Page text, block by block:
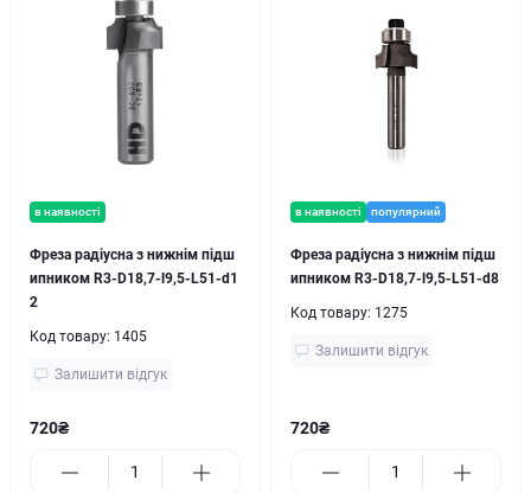
в наявності
Фреза радіусна з нижнім підш
ипником R3-D18,7-l9,5-L51-d1
2
Код товару: 1405
Залишити відгук
720₴
в наявності популярний
Фреза радіусна з нижнім підш
ипником R3-D18,7-l9,5-L51-d8
Код товару: 1275
Залишити відгук
720₴